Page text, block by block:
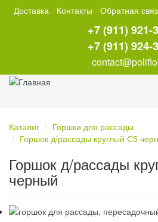
Перейти
Доставка Контакты Обратная
+7 (911) 921-
+7 (911) 924-
Каталог
Горшки для рассады
Горшок д/рассады круглый С5
Горшок д/рассады
черный